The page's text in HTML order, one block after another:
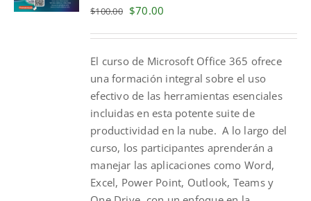
$100.00 Original
$100.00.
$70.00
$70.00.
El curso de Microsoft Office 365 ofrece
una formación integral sobre el uso
efectivo de las herramientas esenciales
incluidas en esta potente suite de
productividad en la nube. A lo largo del
curso, los participantes aprenderán a
manejar las aplicaciones como Word,
Excel, Power Point, Outlook, Teams y